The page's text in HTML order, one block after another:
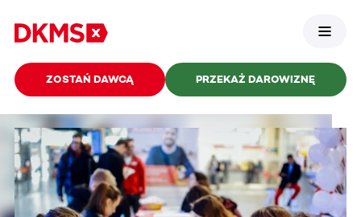
ZOSTAŃ DAWCĄ PRZEKAŻ DAROWIZNĘ